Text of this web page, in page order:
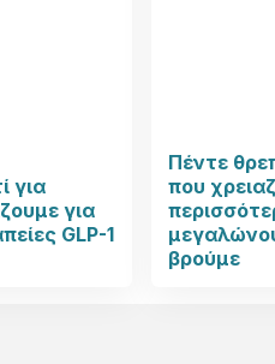
για
για
GLP-1
Πέντε
που
βρούμε